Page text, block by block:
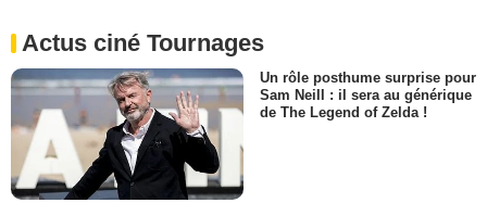
Actus ciné Tournages
Un rôle posthume surprise pour
Sam Neill : il sera au générique
de The Legend of Zelda !